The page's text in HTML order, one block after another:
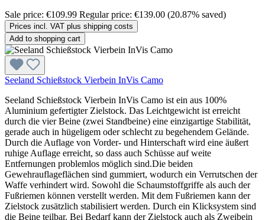
Sale price: €109.99 Regular price: €139.00 (20.87% saved)
Prices incl. VAT plus shipping costs
Add to shopping cart
Seeland Schießstock Vierbein InVis Camo
Seeland Schießstock Vierbein InVis Camo ist ein aus 100%
Aluminium gefertigter Zielstock. Das Leichtgewicht ist erreicht
durch die vier Beine (zwei Standbeine) eine einzigartige Stabilität,
gerade auch in hügeligem oder schlecht zu begehendem Gelände.
Durch die Auflage von Vorder- und Hinterschaft wird eine äußert
ruhige Auflage erreicht, so dass auch Schüsse auf weite
Entfernungen problemlos möglich sind.Die beiden
Gewehrauflageflächen sind gummiert, wodurch ein Verrutschen der
Waffe verhindert wird. Sowohl die Schaumstoffgriffe als auch der
Fußriemen können verstellt werden. Mit dem Fußriemen kann der
Zielstock zusätzlich stabilisiert werden. Durch ein Klicksystem sind
die Beine teilbar. Bei Bedarf kann der Zielstock auch als Zweibein